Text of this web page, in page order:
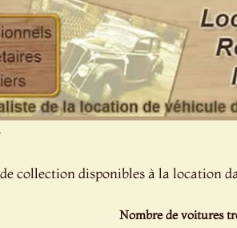
collection disponibles à la location
Nombre de voitures